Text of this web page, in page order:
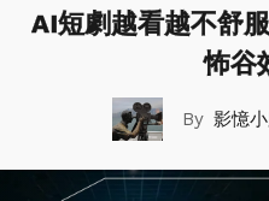
AI短劇越看越不舒
怖谷
影憶